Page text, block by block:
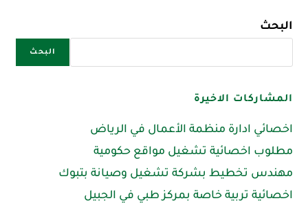
البحث
البحث
المشاركات الاخيرة
اخصائي ادارة منظمة الأعمال في الرياض
مطلوب اخصائية تشغيل مواقع حكومية
مهندس تخطيط بشركة تشغيل وصيانة بتبوك
اخصائية تربية خاصة بمركز طبي في الجبيل